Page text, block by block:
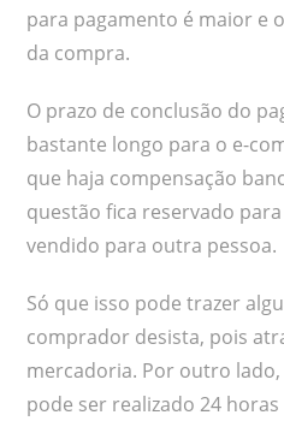
para pagamento é maior e
da compra.
O prazo de conclusão do
bastante longo para o e-
que haja compensação
questão fica reservado
vendido para outra pessoa.
Só que isso pode trazer
comprador desista, pois
mercadoria. Por outro
pode ser realizado 24